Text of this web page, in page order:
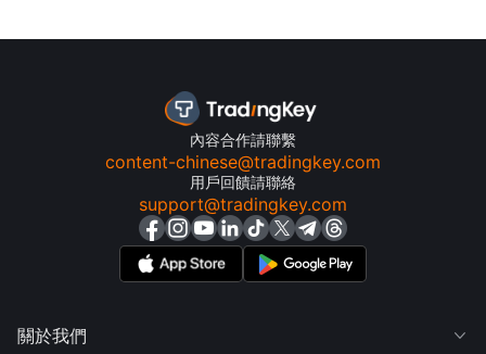
內容合作請聯繫
content-chinese@tradingkey.com
用戶回饋請聯絡
support@tradingkey.com
關於我們 